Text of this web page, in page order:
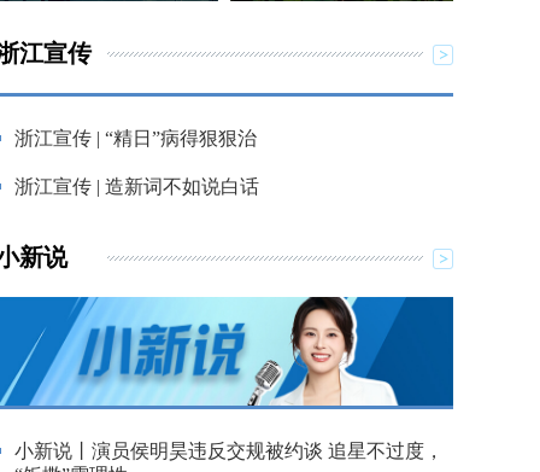
江宣传
浙江宣传 | “精日”病得狠狠治
浙江宣传 | 造新词不如说白话
新说
小新说丨演员侯明昊违反交规被约谈 追星不过度，